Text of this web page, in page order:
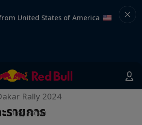
United States of America
ายการ
In the Dust
Rally 2024
1 ฤดู · 8ตอน